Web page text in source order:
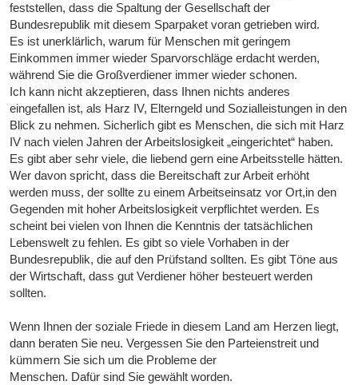
feststellen, dass die Spaltung der Gesellschaft der
Bundesrepublik mit diesem Sparpaket voran getrieben wird.
Es ist unerklärlich, warum für Menschen mit geringem
Einkommen immer wieder Sparvorschläge erdacht werden,
während Sie die Großverdiener immer wieder schonen.
Ich kann nicht akzeptieren, dass Ihnen nichts anderes
eingefallen ist, als Harz IV, Elterngeld und Sozialleistungen in den
Blick zu nehmen. Sicherlich gibt es Menschen, die sich mit Harz
IV nach vielen Jahren der Arbeitslosigkeit „eingerichtet“ haben.
Es gibt aber sehr viele, die liebend gern eine Arbeitsstelle hätten.
Wer davon spricht, dass die Bereitschaft zur Arbeit erhöht
werden muss, der sollte zu einem Arbeitseinsatz vor Ort,in den
Gegenden mit hoher Arbeitslosigkeit verpflichtet werden. Es
scheint bei vielen von Ihnen die Kenntnis der tatsächlichen
Lebenswelt zu fehlen. Es gibt so viele Vorhaben in der
Bundesrepublik, die auf den Prüfstand sollten. Es gibt Töne aus
der Wirtschaft, dass gut Verdiener höher besteuert werden
sollten.
Wenn Ihnen der soziale Friede in diesem Land am Herzen liegt,
dann beraten Sie neu. Vergessen Sie den Parteienstreit und
kümmern Sie sich um die Probleme der
Menschen. Dafür sind Sie gewählt worden.